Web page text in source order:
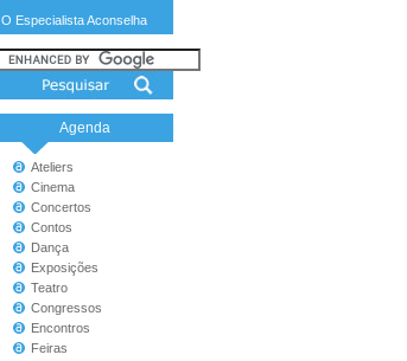
O Especialista Aconselha
Agenda
Ateliers
Cinema
Concertos
Contos
Dança
Exposições
Teatro
Congressos
Encontros
Feiras